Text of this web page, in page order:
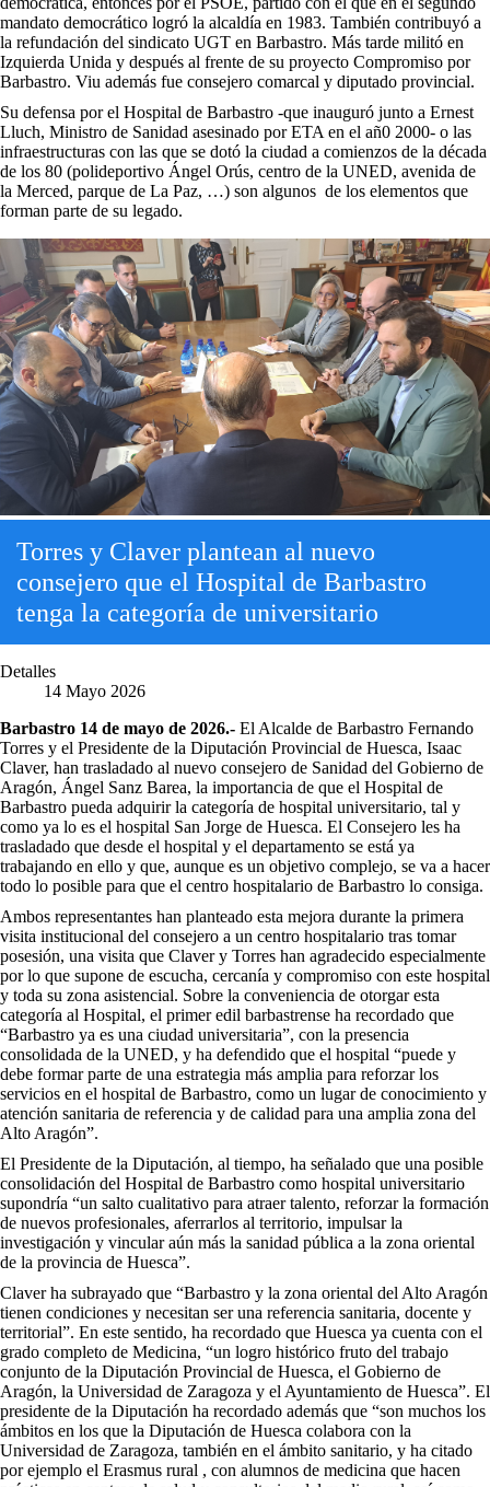
mandato democrático logró la alcaldía en 1983. También contribuyó a
la refundación del sindicato UGT en Barbastro. Más tarde militó en
Izquierda Unida y después al frente de su proyecto Compromiso por
Barbastro. Viu además fue consejero comarcal y diputado provincial.
Su defensa por el Hospital de Barbastro -que inauguró junto a Ernest
Lluch, Ministro de Sanidad asesinado por ETA en el añ0 2000- o las
infraestructuras con las que se dotó la ciudad a comienzos de la década
de los 80 (polideportivo Ángel Orús, centro de la UNED, avenida de
la Merced, parque de La Paz, …) son algunos de los elementos que
forman parte de su legado.
Torres y Claver plantean al nuevo
consejero que el Hospital de Barbastro
tenga la categoría de universitario
Detalles
14 Mayo 2026
Barbastro 14 de mayo de 2026.- El Alcalde de Barbastro Fernando
Torres y el Presidente de la Diputación Provincial de Huesca, Isaac
Claver, han trasladado al nuevo consejero de Sanidad del Gobierno de
Aragón, Ángel Sanz Barea, la importancia de que el Hospital de
Barbastro pueda adquirir la categoría de hospital universitario, tal y
como ya lo es el hospital San Jorge de Huesca. El Consejero les ha
trasladado que desde el hospital y el departamento se está ya
trabajando en ello y que, aunque es un objetivo complejo, se va a hacer
todo lo posible para que el centro hospitalario de Barbastro lo consiga.
Ambos representantes han planteado esta mejora durante la primera
visita institucional del consejero a un centro hospitalario tras tomar
posesión, una visita que Claver y Torres han agradecido especialmente
por lo que supone de escucha, cercanía y compromiso con este hospital
y toda su zona asistencial. Sobre la conveniencia de otorgar esta
categoría al Hospital, el primer edil barbastrense ha recordado que
“Barbastro ya es una ciudad universitaria”, con la presencia
consolidada de la UNED, y ha defendido que el hospital “puede y
debe formar parte de una estrategia más amplia para reforzar los
servicios en el hospital de Barbastro, como un lugar de conocimiento y
atención sanitaria de referencia y de calidad para una amplia zona del
Alto Aragón”.
El Presidente de la Diputación, al tiempo, ha señalado que una posible
consolidación del Hospital de Barbastro como hospital universitario
supondría “un salto cualitativo para atraer talento, reforzar la formación
de nuevos profesionales, aferrarlos al territorio, impulsar la
investigación y vincular aún más la sanidad pública a la zona oriental
de la provincia de Huesca”.
Claver ha subrayado que “Barbastro y la zona oriental del Alto Aragón
tienen condiciones y necesitan ser una referencia sanitaria, docente y
territorial”. En este sentido, ha recordado que Huesca ya cuenta con el
grado completo de Medicina, “un logro histórico fruto del trabajo
conjunto de la Diputación Provincial de Huesca, el Gobierno de
Aragón, la Universidad de Zaragoza y el Ayuntamiento de Huesca”. El
presidente de la Diputación ha recordado además que “son muchos los
ámbitos en los que la Diputación de Huesca colabora con la
Universidad de Zaragoza, también en el ámbito sanitario, y ha citado
por ejemplo el Erasmus rural , con alumnos de medicina que hacen